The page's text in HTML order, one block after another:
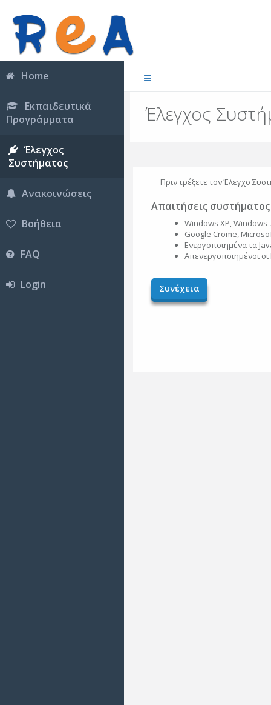
Home
Εκπαιδευτικά
Προγράμματα
Έλεγχος
Συστήματος
Ανακοινώσεις
Βοήθεια
FAQ
Login
Έλεγχος
Πριν τρέξετε τον Έλεγχο
Απαιτήσεις συστήματος
Windows XP, Windows
Google Crome,
Ενεργοποιημένα τα
Απενεργοποιημένοι
Συνέχεια